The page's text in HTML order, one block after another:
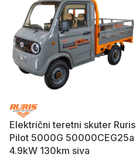
Električni teretni skuter Ruris
Pilot 5000G 50000CEG25a
4.9kW 130km siva